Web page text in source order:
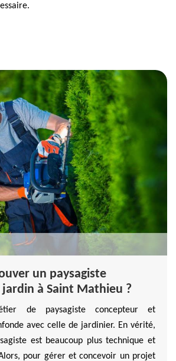
un paysagiste
à Saint Mathieu ?
de paysagiste concepteur et
avec celle de jardinier. En vérité,
est beaucoup plus technique et
pour gérer et concevoir un projet